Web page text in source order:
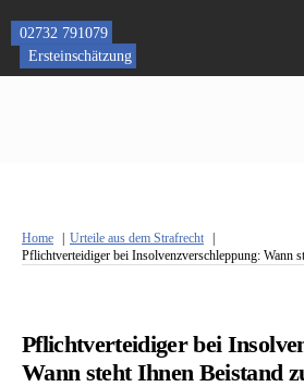
content
02732 791079
Ersteinschätzung
Home
Urteile aus dem Strafrecht
Pflichtverteidiger bei Insolvenzverschleppung: Wann
Pflichtverteidiger bei
Wann steht Ihnen Beistand